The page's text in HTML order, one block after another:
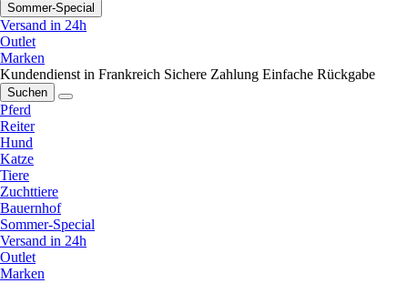
Sommer-Special
Versand in 24h
Outlet
Marken
Kundendienst in Frankreich Sichere Zahlung Einfache Rückgabe
Suchen
Pferd
Reiter
Hund
Katze
Tiere
Zuchttiere
Bauernhof
Sommer-Special
Versand in 24h
Outlet
Marken